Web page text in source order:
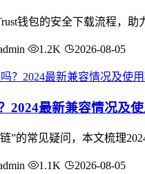
钱包的安全下载流程，
1.2K 2026-08-05
2024最新兼容情况及
”的常见疑问，本文梳理
1.1K 2026-08-05